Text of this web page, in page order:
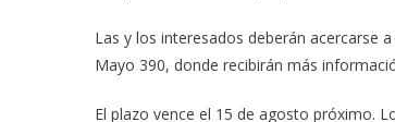
Las y los interesados deberán acercarse
Mayo 390, donde recibirán más
El plazo vence el 15 de agosto próximo.